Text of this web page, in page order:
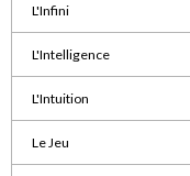
L'Infini
L'Intelligence
L'Intuition
Le Jeu